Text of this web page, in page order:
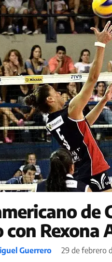
de
con Rexona
Guerrero 29 de febrero